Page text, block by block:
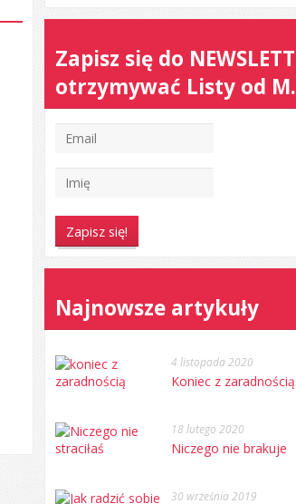
Zapisz się do
otrzymywać Listy od M.
Najnowsze artykuły
4 listopada 2020
Koniec z zaradnością
18 lutego 2020
Niczego nie brakuje
30 września 2019